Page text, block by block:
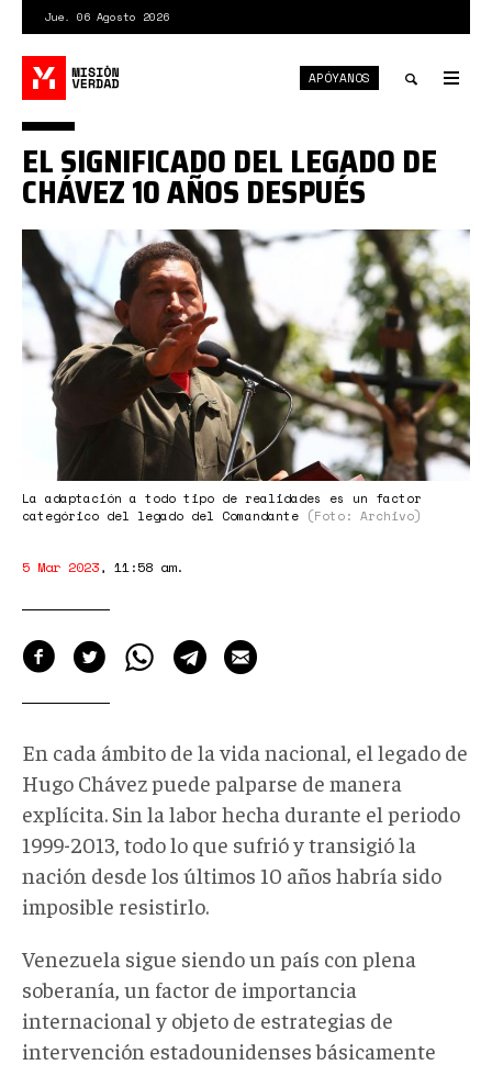
contenido
principal
Jue. 06 Agosto 2026
search
APÓYANOS
ch4.jpg
La adaptación a todo tipo de realidades es un factor
categórico del legado del Comandante (Foto: Archivo)
EL SIGNIFICADO DEL LEGADO DE
CHÁVEZ 10 AÑOS DESPUÉS
5 Mar 2023, 11:58 am.
En cada ámbito de la vida nacional, el legado de
Hugo Chávez puede palparse de manera
explícita. Sin la labor hecha durante el periodo
1999-2013, todo lo que sufrió y transigió la
nación desde los últimos 10 años habría sido
imposible resistirlo.
Venezuela sigue siendo un país con plena
soberanía, un factor de importancia
internacional y objeto de estrategias de
intervención estadounidenses básicamente